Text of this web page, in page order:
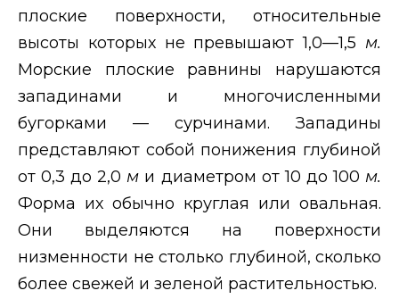
плоские поверхности, относительные
высоты которых не превышают 1,0—1,5 м.
Морские плоские равнины нарушаются
западинами и многочисленными
бугорками — сурчинами. Западины
представляют собой понижения глубиной
от 0,3 до 2,0 м и диаметром от 10 до 100 м.
Форма их обычно круглая или овальная.
Они выделяются на поверхности
низменности не столько глубиной, сколько
более свежей и зеленой растительностью.